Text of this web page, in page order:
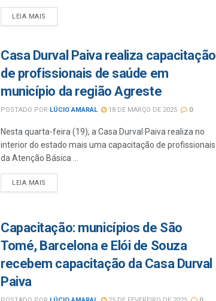
LEIA MAIS
Casa Durval Paiva realiza capacitação
de profissionais de saúde em
município da região Agreste
POSTADO POR LÚCIO AMARAL 18 DE MARÇO DE 2025 0
Nesta quarta-feira (19), a Casa Durval Paiva realiza no
interior do estado mais uma capacitação de profissionais
da Atenção Básica ...
LEIA MAIS
Capacitação: municípios de São
Tomé, Barcelona e Elói de Souza
recebem capacitação da Casa Durval
Paiva